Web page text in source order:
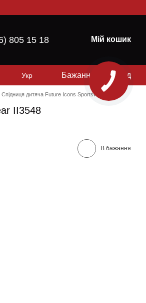
805 15 18 Мій кошик
Укр Бажання Вхід
Спідниця дитяча Future Icons Sportswear II3548
II3548
В бажання